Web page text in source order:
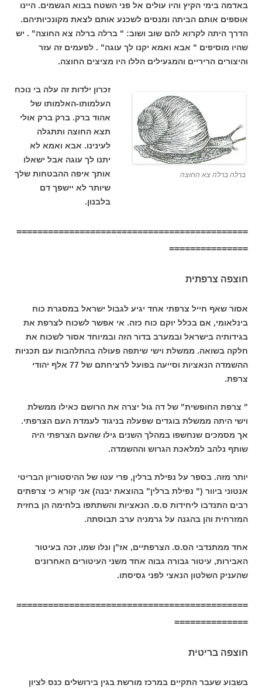
באדמה בימי הקיץ והיו עולים אל פני השטח בבוא הגשמים. היינו
אוספים אותם הביתה ומנסים לשכנע אותם לצאת מקונכיותיהם.
הדרך היתה לקרוא להם שוב ושוב: " ברלה ברלה צא החוצה" . יש
שהיו מוסיפים " אבא ואמא יקנו לך עוגה" . לפעמים זה עזר
והיצורים הריריים והמגעילים הללו היו מציצים החוצה.
ברלה ברלה צא החוצה
זכרון ילדות זה עלה בי נוכח
העלמותו-האלמותו של
אהוד ברק. ברק ברק אולי
תצא החוצה ותתגלה
לעינינו. אבא ואמא לא
יתנו לך עוגה אבל ישאלו
אותך איפה ההבטחות שלך
שיותר לא יישפך דם
בלבנון.
============================================
===============
חוצפה צרפתית
אסור שאף חייל צרפתי אחד יגיע לגבול ישראל במסגרת כוח
בינלאומי, אם בכלל יוקם כוח כזה. אי אפשר לשכוח לצרפת את
בגידותיה בישראל ובמערב בדור הזה ובמיוחד אסור לשכוח את
חלקה בשואה. ממשלת וישי שיתפה פעולה בהתלהבות עם תכניות
ההשמדה הנאציות וסייעה בפועל לרציחתם של 77 אלף יהודי
צרפת.
" צרפת החופשית" של דה גול יצרה את הרושם כאילו ממשלת
וישי היתה ממשלת בוגדים שפעלה בניגוד לעמדת העם הצרפתי.
אך מסמכים שנחשפו במהלך השנים גילו שהעם הצרפתי היה
שותף נלהב למלאכת הגרוש וההשמדה.
יותר מזה. בספר על נפילת ברלין, פרי עטו של ההיסטוריון הבריטי
אנטוני ביוור (" נפילת ברלין" בהוצאת יבנה) אני קורא כי צרפתים
רבים התנדבו ליחידות ס.ס. הנאציות והשתתפו בלחימה הן בחזית
המזרחית והן בהגנה על גרמניה ערב תבוסתה.
אחד ממתנדבי הס.ס. הצרפתיים, אז"ן ונלו שמו, זכה בעיטור
האבירות, עיטור גבורה גבוה אחד משני העיטורים האחרונים
שהעניק השלטון הנאצי לפני גסיסתו.
============================================
==============
חוצפה בריטית
בשבוע שעבר התקיים במרכז מורשת בגין בירושלים כנס לציון